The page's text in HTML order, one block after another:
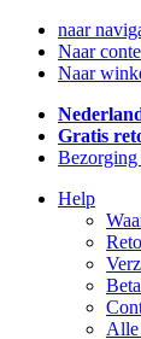
naar
Naar
Naar
Gratis
Bezorging
Help
Alle